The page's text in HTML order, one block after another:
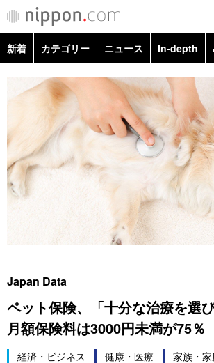
カテゴリー
政治・外交
経済・ビジネス
社会
文化
ニュース
トップ
In-depth
旅と暮らし
動画/Live
新着 カテゴリー ニュース In-depth
政治・外交
経済・ビジネス
国際・海外
社会
文化
スポーツ・東京2020
Japan Data
ペット保険、「十分な治療を選
月額保険料は3000円未満が75％
経済・ビジネス 健康・医療 家族・家